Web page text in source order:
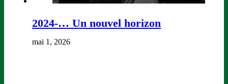
2024-… Un nouvel horizon
mai 1, 2026